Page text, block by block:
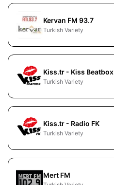
Kervan FM 93.7
Turkish Variety
Kiss.tr - Kiss Beatbox
Turkish Variety
Kiss.tr - Radio FK
Turkish Variety
Mert FM